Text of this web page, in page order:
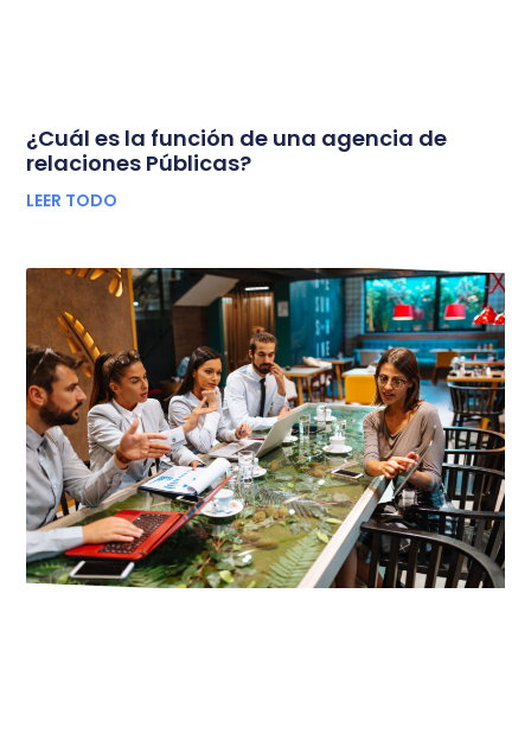
¿Cuál es la función de una agencia de
relaciones Públicas?
LEER TODO